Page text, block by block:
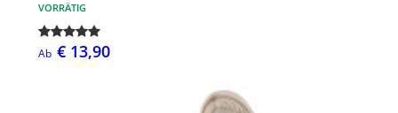
VORRÄTIG
Ab € 13,90